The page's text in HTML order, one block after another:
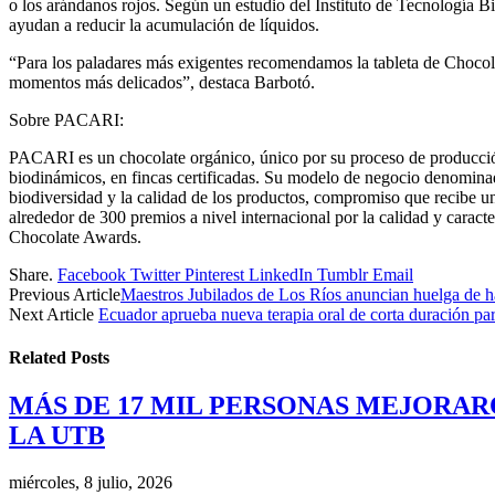
o los arándanos rojos. Según un estudio del Instituto de Tecnología
ayudan a reducir la acumulación de líquidos.
“Para los paladares más exigentes recomendamos la tableta de
momentos más delicados”, destaca Barbotó.
Sobre PACARI:
PACARI es un chocolate orgánico, único por su proceso de
biodinámicos, en fincas certificadas. Su modelo de negocio
biodiversidad y la calidad de los productos, compromiso que recibe
alrededor de 300 premios a nivel internacional por la calidad y
Chocolate Awards.
Share. Facebook Twitter Pinterest LinkedIn Tumblr Email
Previous ArticleMaestros Jubilados de Los Ríos anuncian huelga de
Next Article Ecuador aprueba nueva terapia oral de corta duración
Related Posts
MÁS DE 17 MIL PERSONAS
LA UTB
miércoles, 8 julio, 2026